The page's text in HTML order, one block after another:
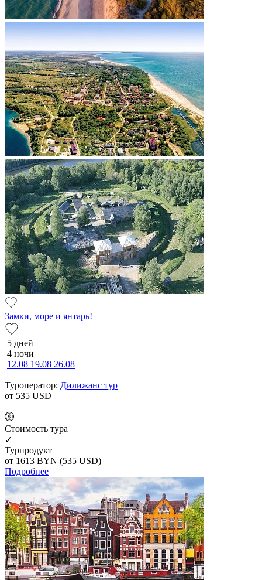
Замки, море и янтарь!
5 дней
4 ночи
12.08 19.08 26.08
Туроператор: Дилижанс тур
от 535 USD
Cтоимость тура
✓
Турпродукт
от 1613 BYN (535 USD)
Подробнее